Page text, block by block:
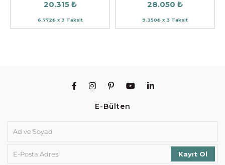
20.315 ₺
6.772₺ x 3 Taksit
28.050 ₺
9.350₺ x 3 Taksit
E-Bülten